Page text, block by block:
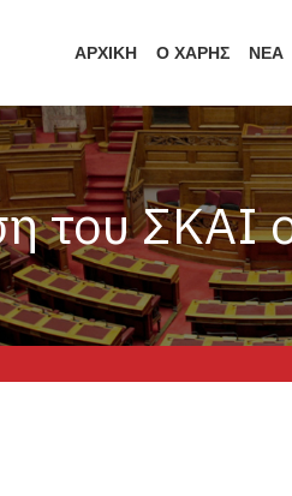
ΑΡΧΙΚΗ Ο ΧΑΡΗΣ ΝΕΑ
του